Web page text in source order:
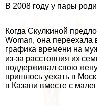
В 2008 году у пары
Когда Скулкиной
Woman, она переехала
графика времени на
из-за расстояния их
поддерживал свою
пришлось уехать в
в Казани вместе с